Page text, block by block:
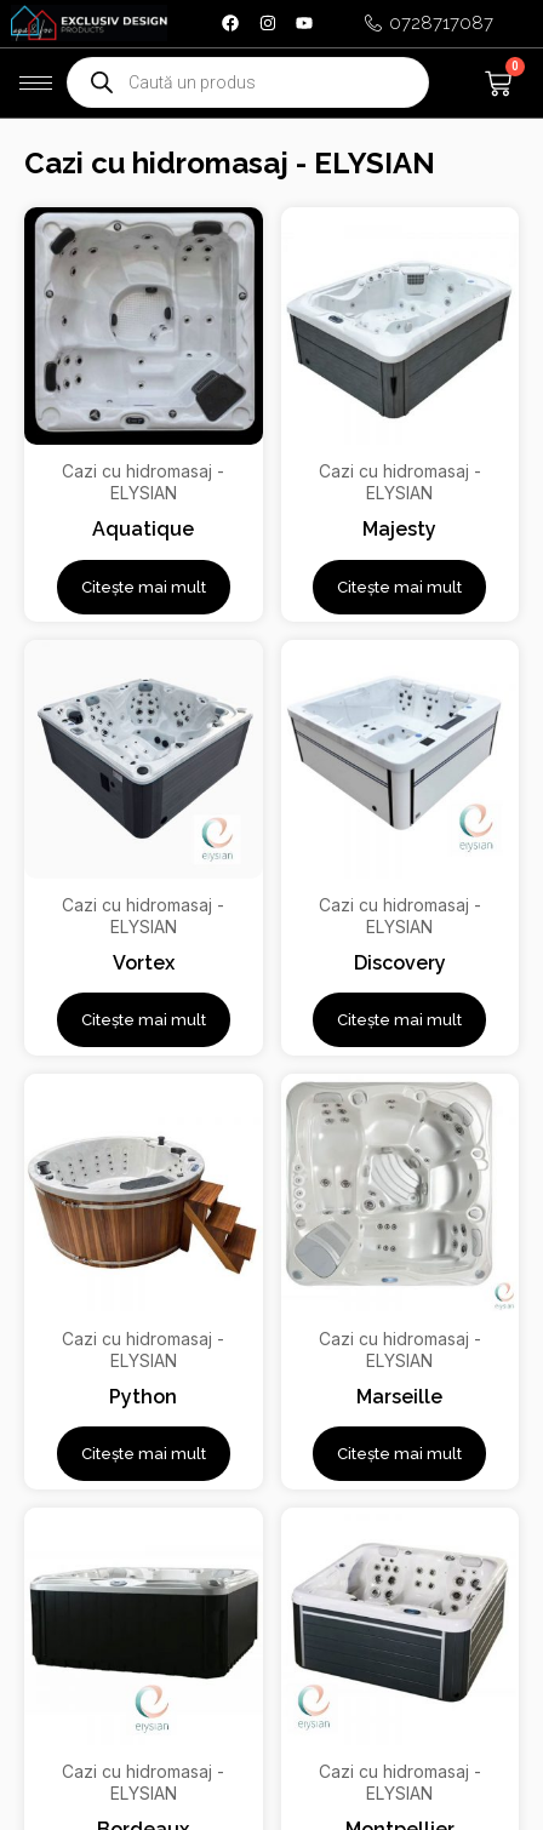
Skip
to
content
0728717087
Products
search
0
Cazi cu hidromasaj - ELYSIAN
Cazi cu hidromasaj -
ELYSIAN
Aquatique
Citește mai mult
Cazi cu hidromasaj -
ELYSIAN
Majesty
Citește mai mult
Cazi cu hidromasaj -
ELYSIAN
Vortex
Citește mai mult
Cazi cu hidromasaj -
ELYSIAN
Discovery
Citește mai mult
Cazi cu hidromasaj -
ELYSIAN
Python
Citește mai mult
Cazi cu hidromasaj -
ELYSIAN
Marseille
Citește mai mult
Cazi cu hidromasaj -
ELYSIAN
Cazi cu hidromasaj -
ELYSIAN